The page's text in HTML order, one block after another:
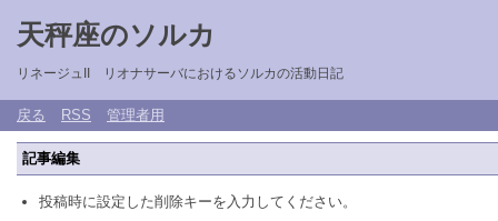
天秤座のソルカ
リネージュII リオナサーバにおけるソルカの活動日記
戻る RSS 管理者用
記事編集
投稿時に設定した削除キーを入力してください。